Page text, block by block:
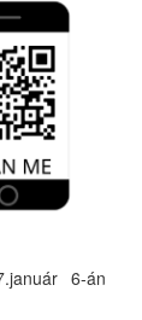
6-án